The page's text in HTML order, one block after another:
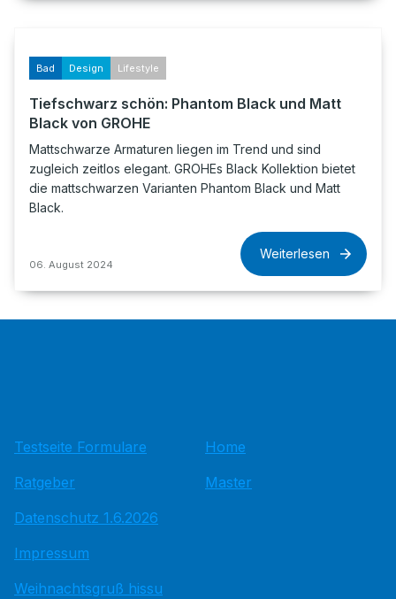
Bad Design Lifestyle
Tiefschwarz schön: Phantom Black und Matt
Black von GROHE
Mattschwarze Armaturen liegen im Trend und sind
zugleich zeitlos elegant. GROHEs Black Kollektion bietet
die mattschwarzen Varianten Phantom Black und Matt
Black.
06. August 2024
Weiterlesen
Testseite Formulare
Ratgeber
Datenschutz 1.6.2026
Impressum
Weihnachtsgruß hissu
Home
Master